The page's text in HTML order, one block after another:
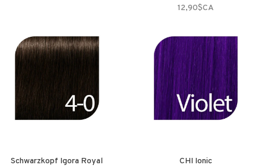
12,90$CA
Schwarzkopf Igora Royal
CHI Ionic